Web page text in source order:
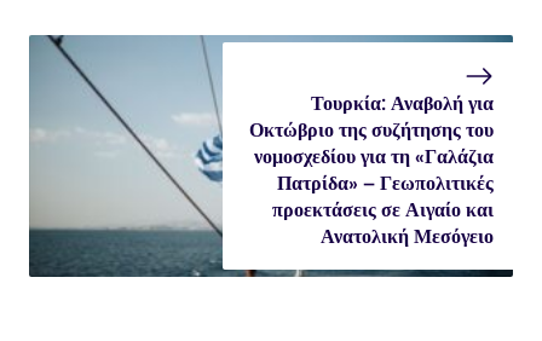
Τουρκία: Αναβολή για
Οκτώβριο της συζήτησης του
νομοσχεδίου για τη «Γαλάζια
Πατρίδα» – Γεωπολιτικές
προεκτάσεις σε Αιγαίο και
Ανατολική Μεσόγειο